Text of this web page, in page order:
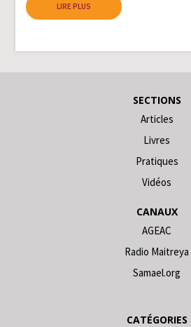
LIRE PLUS
SECTIONS
Articles
Livres
Pratiques
Vidéos
CANAUX
AGEAC
Radio Maitreya
Samael.org
CATÉGORIES